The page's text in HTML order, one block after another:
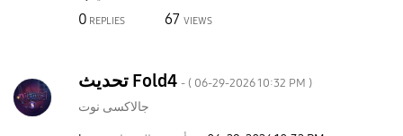
0 REPLIES 67 VIEWS
تحديث Fold4 - ( ‎06-29-202610:32 PM )
جالاكسى نوت